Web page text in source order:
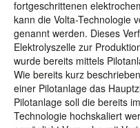
fortgeschrittenen
kann die Volta-Technologie
genannt werden. Dieses
Elektrolyszelle zur
wurde bereits mittels
Wie bereits kurz
einer Pilotanlage das
Pilotanlage soll die bereits
Technologie hochskaliert